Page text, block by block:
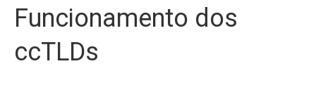
Funcionamento dos
ccTLDs